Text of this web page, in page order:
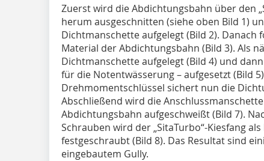
Zuerst wird die Abdichtungsbahn über den
herum ausgeschnitten (siehe oben Bild 1)
Dichtmanschette aufgelegt (Bild 2).
Material der Abdichtungsbahn (Bild 3). Als
Dichtmanschette aufgelegt (Bild 4) und
für die Notentwässerung – aufgesetzt (Bild
Drehmomentschlüssel sichert nun die
Abschließend wird die
Abdichtungsbahn aufgeschweißt (Bild 7).
Schrauben wird der „SitaTurbo“-Kiesfang
festgeschraubt (Bild 8). Das Resultat sind
eingebautem Gully.